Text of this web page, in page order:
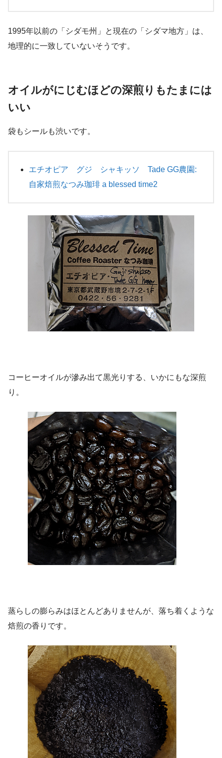
1995年以前の「シダモ州」と現在の「シダマ地方」は、
地理的に一致していないそうです。
オイルがにじむほどの深煎りもたまには
いい
袋もシールも渋いです。
エチオピア グジ シャキッソ Tade GG農園:
自家焙煎なつみ珈琲 a blessed time2
コーヒーオイルが滲み出て黒光りする、いかにもな深煎
り。
蒸らしの膨らみはほとんどありませんが、落ち着くような
焙煎の香りです。